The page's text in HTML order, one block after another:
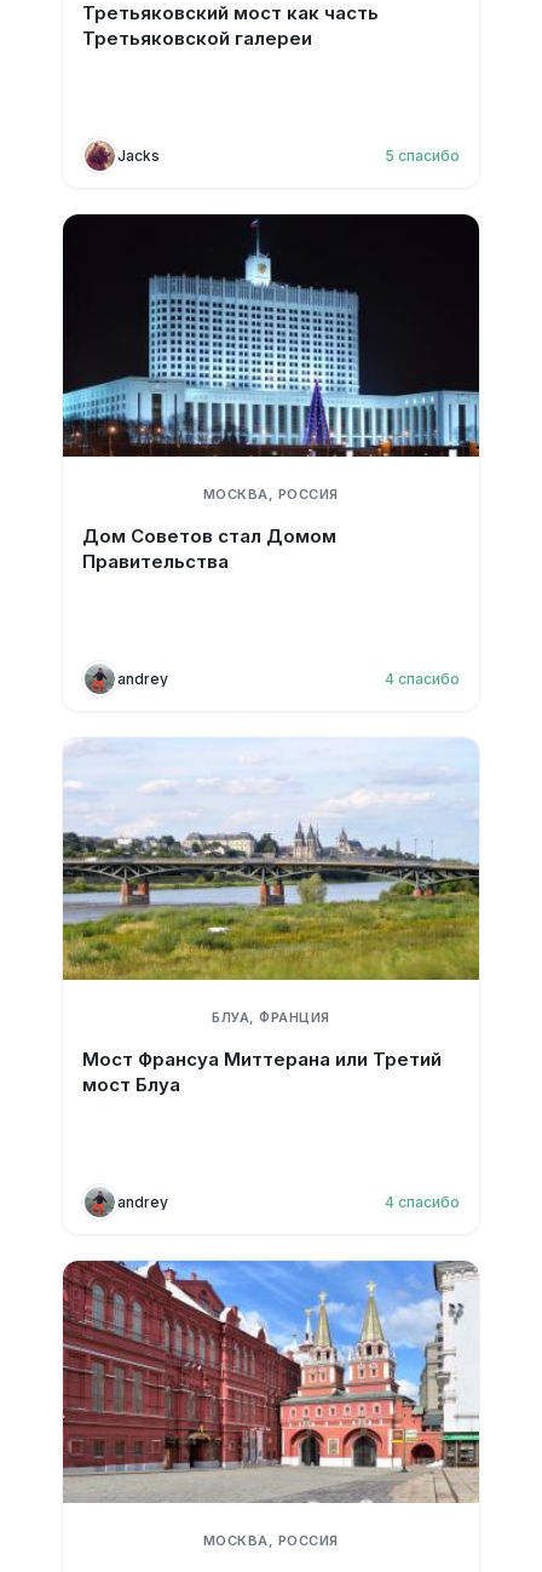
Третьяковский мост как часть
Третьяковской галереи
Jacks 5 спасибо
МОСКВА, РОССИЯ
Дом Советов стал Домом
Правительства
andrey 4 спасибо
БЛУА, ФРАНЦИЯ
Мост Франсуа Миттерана или Третий
мост Блуа
andrey 4 спасибо
МОСКВА, РОССИЯ